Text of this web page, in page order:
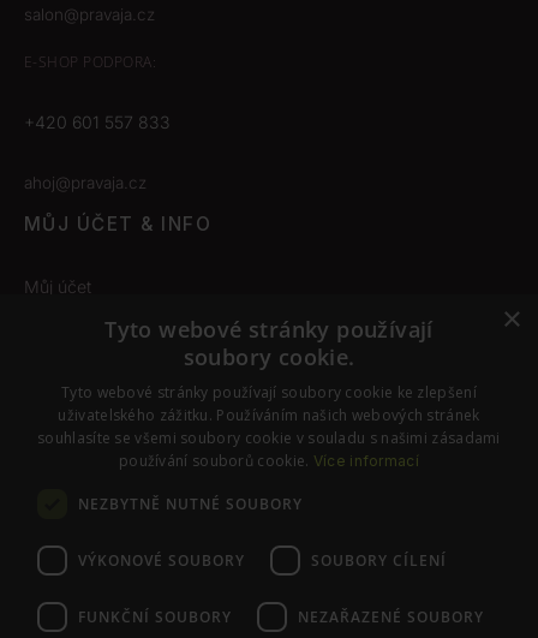
salon@pravaja.cz
E-SHOP PODPORA:
+420 601 557 833
ahoj@pravaja.cz
MŮJ ÚČET & INFO
Můj účet
Obchodní podmínky
Odstoupení od smlouvy
Nastavení cookies
×
Tyto webové stránky používají
soubory cookie.
Tyto webové stránky používají soubory cookie ke zlepšení
uživatelského zážitku. Používáním našich webových stránek
souhlasíte se všemi soubory cookie v souladu s našimi zásadami
používání souborů cookie. Více informací
NEZBYTNĚ NUTNÉ SOUBORY
VÝKONOVÉ SOUBORY SOUBORY CÍLENÍ
FUNKČNÍ SOUBORY NEZAŘAZENÉ SOUBORY